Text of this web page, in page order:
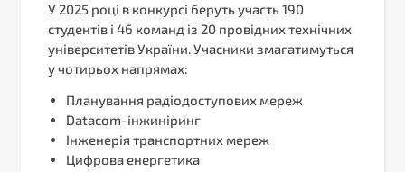
У 2025 році в конкурсі беруть участь 190
студентів і 46 команд із 20 провідних технічних
університетів України. Учасники змагатимуться
у чотирьох напрямах:
Планування радіодоступових мереж
Datacom-інжиніринг
Інженерія транспортних мереж
Цифрова енергетика